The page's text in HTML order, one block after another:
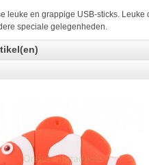
leuke en grappige USB-sticks.
speciale gelegenheden.